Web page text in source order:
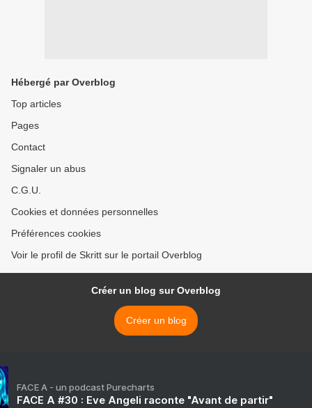
Hébergé par Overblog
Top articles
Pages
Contact
Signaler un abus
C.G.U.
Cookies et données personnelles
Préférences cookies
Voir le profil de Skritt sur le portail Overblog
Créer un blog sur Overblog
Créer un blog
FACE A - un podcast Purecharts
FACE A #30 : Eve Angeli raconte "Avant de partir"